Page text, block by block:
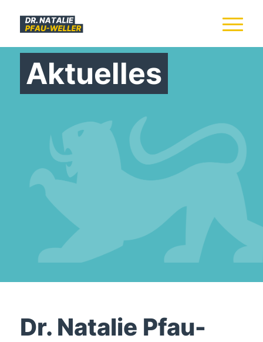
Aktuelles
Dr. Natalie Pfau-